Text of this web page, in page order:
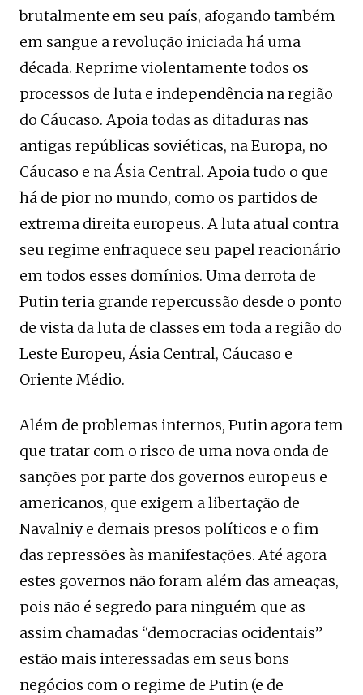
brutalmente em seu país, afogando também
em sangue a revolução iniciada há uma
década. Reprime violentamente todos os
processos de luta e independência na região
do Cáucaso. Apoia todas as ditaduras nas
antigas repúblicas soviéticas, na Europa, no
Cáucaso e na Ásia Central. Apoia tudo o que
há de pior no mundo, como os partidos de
extrema direita europeus. A luta atual contra
seu regime enfraquece seu papel reacionário
em todos esses domínios. Uma derrota de
Putin teria grande repercussão desde o ponto
de vista da luta de classes em toda a região do
Leste Europeu, Ásia Central, Cáucaso e
Oriente Médio.
Além de problemas internos, Putin agora tem
que tratar com o risco de uma nova onda de
sanções por parte dos governos europeus e
americanos, que exigem a libertação de
Navalniy e demais presos políticos e o fim
das repressões às manifestações. Até agora
estes governos não foram além das ameaças,
pois não é segredo para ninguém que as
assim chamadas “democracias ocidentais”
estão mais interessadas em seus bons
negócios com o regime de Putin (e de